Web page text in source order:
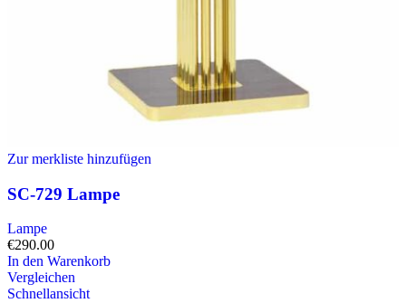
Zur merkliste hinzufügen
SC-729 Lampe
Lampe
€290.00
In den Warenkorb
Vergleichen
Schnellansicht